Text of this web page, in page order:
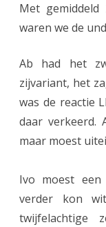
Met gemiddeld
waren we de
Ab had het
zijvariant, het
was de reactie
daar verkeerd.
maar moest
Ivo moest
verder kon
twijfelachtige